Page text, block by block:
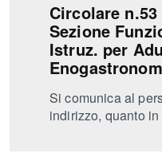
Circolare
Sezione
Istruz. per
Si comunica al
indirizzo, quanto